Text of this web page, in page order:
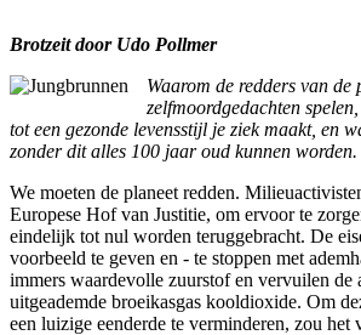
Brotzeit door Udo Pollmer
Waarom de redders van de
zelfmoordgedachten
tot een gezonde levensstijl je ziek maakt, en
zonder dit alles 100 jaar oud kunnen worden.
We moeten de planeet redden.
Europese Hof van Justitie, om ervoor te
eindelijk tot nul worden teruggebracht. De
voorbeeld te geven en - te stoppen met
immers waardevolle zuurstof en vervuilen de
uitgeademde broeikasgas kooldioxide. Om
een luizige eenderde te verminderen, zou het